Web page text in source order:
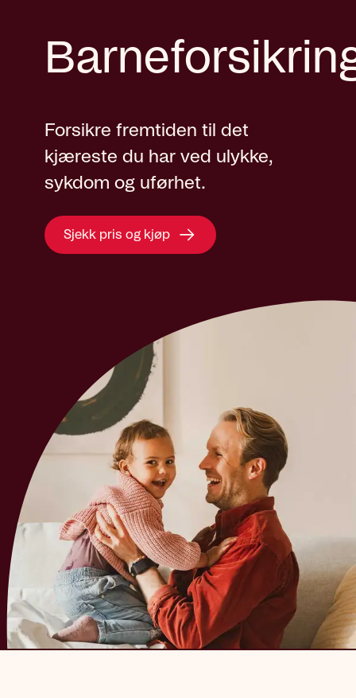
Forsikre fremtiden til det
kjæreste du har ved ulykke,
sykdom og uførhet.
Sjekk pris og kjøp